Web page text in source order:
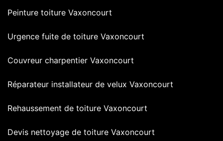
Peinture toiture Vaxoncourt
Urgence fuite de toiture Vaxoncourt
Couvreur charpentier Vaxoncourt
Réparateur installateur de velux Vaxoncourt
Rehaussement de toiture Vaxoncourt
Devis nettoyage de toiture Vaxoncourt